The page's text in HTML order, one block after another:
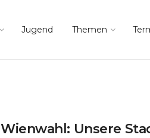
Jugend Themen
Wienwahl: Unsere